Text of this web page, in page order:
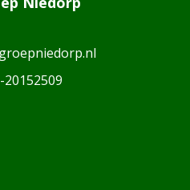
20152509